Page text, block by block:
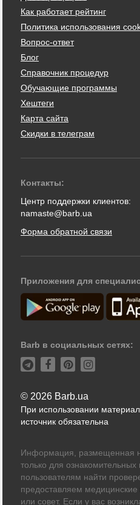
Как работает рейтинг
Политика использования
Вопрос-ответ
Блог
Справочник процедур
Обучающие программы
Хештеги
Карта сайта
Скидки в телеграм
Контакты:
Центр поддержки клиентов:
namaste@barb.ua
Форма обратной связи
Приложения для
Barb в социальных сетях:
© 2026 Barb.ua
При использовании
источник обязательна
Информация, размещенная
только для
пользователям найти
предоставляем медицинские
или совет. Если у вас